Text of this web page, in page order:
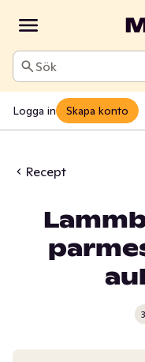
Sök
Logga in Skapa konto
Recept